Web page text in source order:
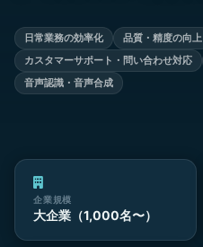
日常業務の効率化 品質・精度の向上
カスタマーサポート・問い合わせ対応
音声認識・音声合成
企業規模
大企業（1,000名〜）